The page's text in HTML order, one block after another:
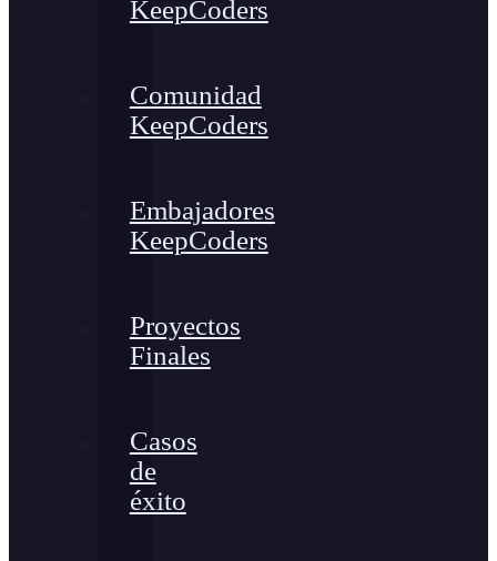
KeepCoders
Comunidad
KeepCoders
Embajadores
KeepCoders
Proyectos
Finales
Casos
de
éxito